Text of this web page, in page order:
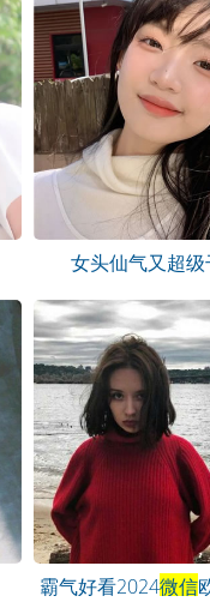
女头仙气又超级
霸气好看2024微信